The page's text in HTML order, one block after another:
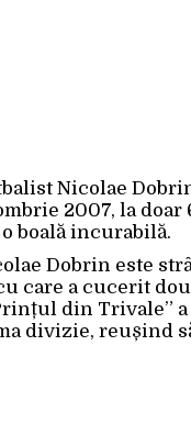
Nicolae
2007, la doar
boală incurabilă.
Dobrin este
care a cucerit
din Trivale”
divizie, reușind